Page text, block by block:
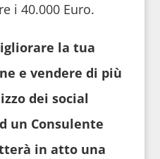
i 40.000 Euro.
la tua
e vendere di più
dei social
un Consulente
in atto una